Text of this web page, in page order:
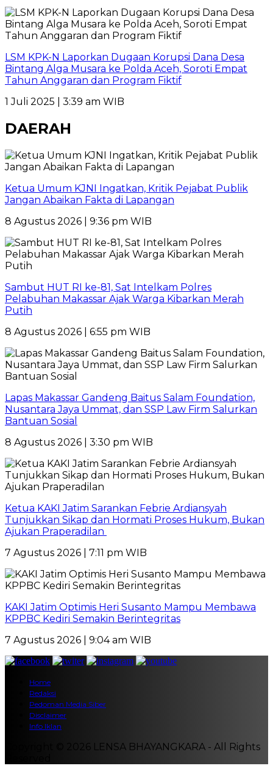
LSM KPK-N Laporkan Dugaan Korupsi Dana Desa
Bintang Alga Musara ke Polda Aceh, Soroti Empat
Tahun Anggaran dan Program Fiktif
1 Juli 2025 | 3:39 am WIB
DAERAH
Ketua Umum KJNI Ingatkan, Kritik Pejabat Publik
Jangan Abaikan Fakta di Lapangan
8 Agustus 2026 | 9:36 pm WIB
Sambut HUT RI ke-81, Sat Intelkam Polres
Pelabuhan Makassar Ajak Warga Kibarkan Merah
Putih
8 Agustus 2026 | 6:55 pm WIB
Lapas Makassar Gandeng Baitus Salam Foundation,
Nusantara Jaya Ummat, dan SSP Law Firm Salurkan
Bantuan Sosial
8 Agustus 2026 | 3:30 pm WIB
Ketua KAKI Jatim Sarankan Febrie Ardiansyah
Tunjukkan Sikap dan Hormati Proses Hukum, Bukan
Ajukan Praperadilan
7 Agustus 2026 | 7:11 pm WIB
KAKI Jatim Optimis Heri Susanto Mampu Membawa
KPPBC Kediri Semakin Berintegritas
7 Agustus 2026 | 9:04 am WIB
Home
Redaksi
Pedoman Media Siber
Disclaimer
Info Iklan
Copyright © 2026 LENSA BHAYANGKARA - All Rights